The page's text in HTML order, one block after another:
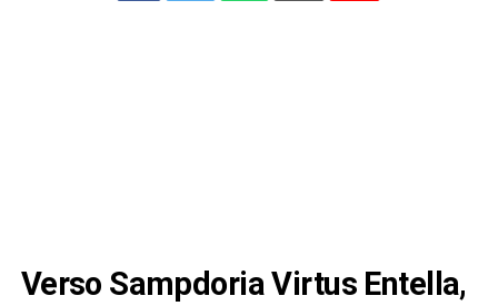
Verso Sampdoria Virtus Entella,